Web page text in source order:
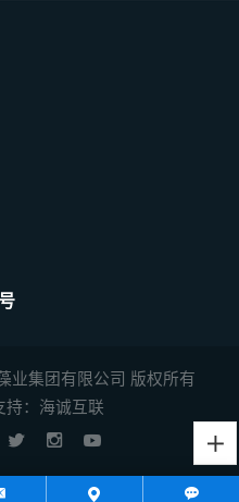
业集团有限公司 版权所有
持：海诚互联